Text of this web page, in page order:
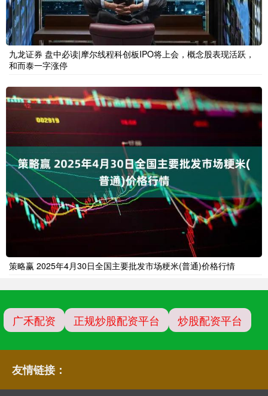
九龙证券 盘中必读|摩尔线程科创板IPO将上会，概念股表现活跃，
和而泰一字涨停
策略赢 2025年4月30日全国主要批发市场粳米(普通)价格行情
广禾配资 正规炒股配资平台 炒股配资平台
友情链接：